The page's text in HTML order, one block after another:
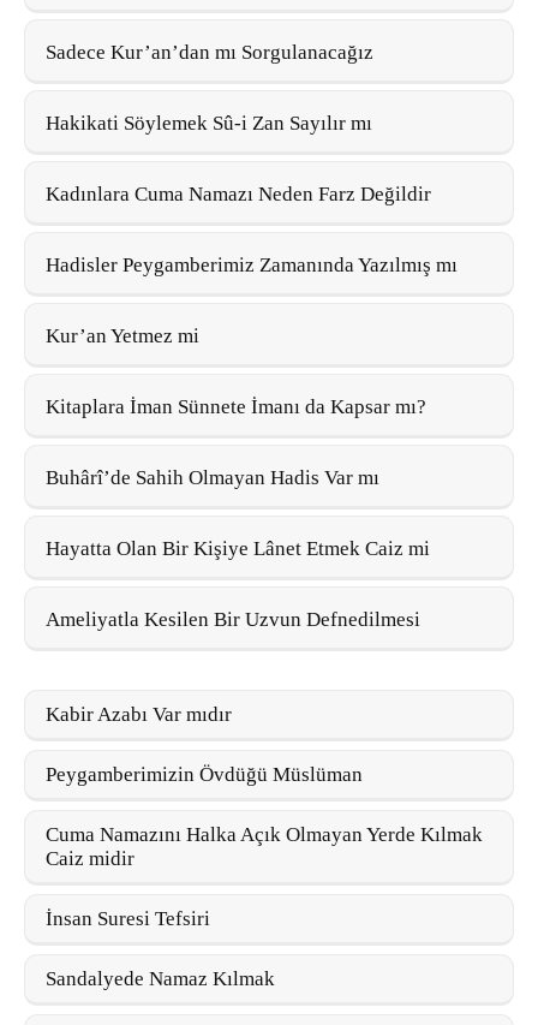
Sadece Kur’an’dan mı Sorgulanacağız
Hakikati Söylemek Sû-i Zan Sayılır mı
Kadınlara Cuma Namazı Neden Farz Değildir
Hadisler Peygamberimiz Zamanında Yazılmış mı
Kur’an Yetmez mi
Kitaplara İman Sünnete İmanı da Kapsar mı?
Buhârî’de Sahih Olmayan Hadis Var mı
Hayatta Olan Bir Kişiye Lânet Etmek Caiz mi
Ameliyatla Kesilen Bir Uzvun Defnedilmesi
Kabir Azabı Var mıdır
Peygamberimizin Övdüğü Müslüman
Cuma Namazını Halka Açık Olmayan Yerde Kılmak
Caiz midir
İnsan Suresi Tefsiri
Sandalyede Namaz Kılmak